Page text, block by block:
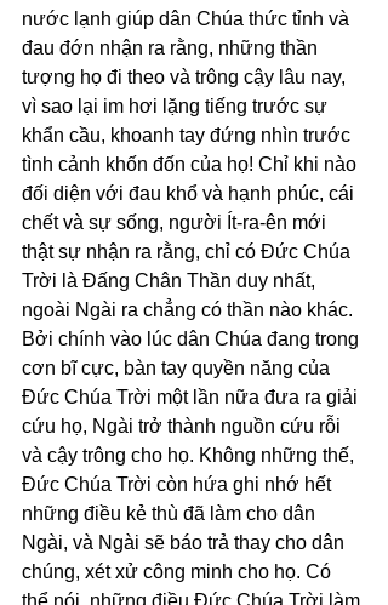
nước lạnh giúp dân Chúa thức tỉnh và
đau đớn nhận ra rằng, những thần
tượng họ đi theo và trông cậy lâu nay,
vì sao lại im hơi lặng tiếng trước sự
khẩn cầu, khoanh tay đứng nhìn trước
tình cảnh khốn đốn của họ! Chỉ khi nào
đối diện với đau khổ và hạnh phúc, cái
chết và sự sống, người Ít-ra-ên mới
thật sự nhận ra rằng, chỉ có Đức Chúa
Trời là Đấng Chân Thần duy nhất,
ngoài Ngài ra chẳng có thần nào khác.
Bởi chính vào lúc dân Chúa đang trong
cơn bĩ cực, bàn tay quyền năng của
Đức Chúa Trời một lần nữa đưa ra giải
cứu họ, Ngài trở thành nguồn cứu rỗi
và cậy trông cho họ. Không những thế,
Đức Chúa Trời còn hứa ghi nhớ hết
những điều kẻ thù đã làm cho dân
Ngài, và Ngài sẽ báo trả thay cho dân
chúng, xét xử công minh cho họ. Có
thể nói, những điều Đức Chúa Trời làm